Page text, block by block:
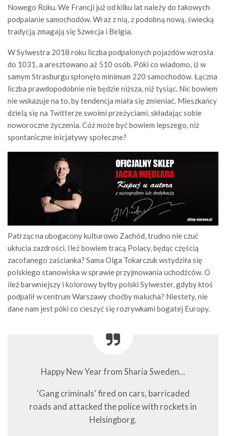
Nowego Roku. We Francji już od kilku lat należy do takowych
podpalanie samochodów. Wraz z nią, z podobną nową, świecką
tradycją zmagają się Szwecja i Belgia.
W Sylwestra 2018 roku liczba podpalonych pojazdów wzrosła
do 1031, a aresztowano aż 510 osób. Póki co wiadomo, iż w
samym Strasburgu spłonęło minimum 220 samochodów. Łączna
liczba prawdopodobnie nie będzie niższa, niż tysiąc. Nic bowiem
nie wskazuje na to, by tendencja miała się zmieniać. Mieszkańcy
dzielą się na Twitterze swoimi przeżyciami, składając sobie
noworoczne życzenia. Cóż może być bowiem lepszego, niż
spontaniczne inicjatywy społeczne?
Patrząc na ubogacony kulturowo Zachód, trudno nie czuć
ukłucia zazdrości. Ileż bowiem tracą Polacy, będąc częścią
zacofanego zaścianka? Sama Olga Tokarczuk wstydziła się
polskiego stanowiska w sprawie przyjmowania uchodźców. O
ileż barwniejszy i kolorowy byłby polski Sylwester, gdyby ktoś
podpalił w centrum Warszawy choćby malucha? Niestety, nie
dane nam jest póki co cieszyć się rozrywkami bogatej Europy.
Happy New Year from Sharia Sweden…
'Gang criminals' fired on cars, barricaded
roads and attacked the police with rockets in
Helsingborg.